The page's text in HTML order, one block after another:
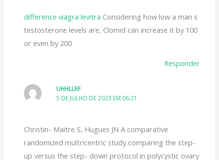
difference viagra levitra Considering how low a man s
testosterone levels are, Clomid can increase it by 100
or even by 200
Responder
UHHLLRF
5 DE JULHO DE 2023 EM 06:21
Christin- Maitre S, Hugues JN A comparative
randomized multricentric study comparing the step-
up versus the step- down protocol in polycystic ovary